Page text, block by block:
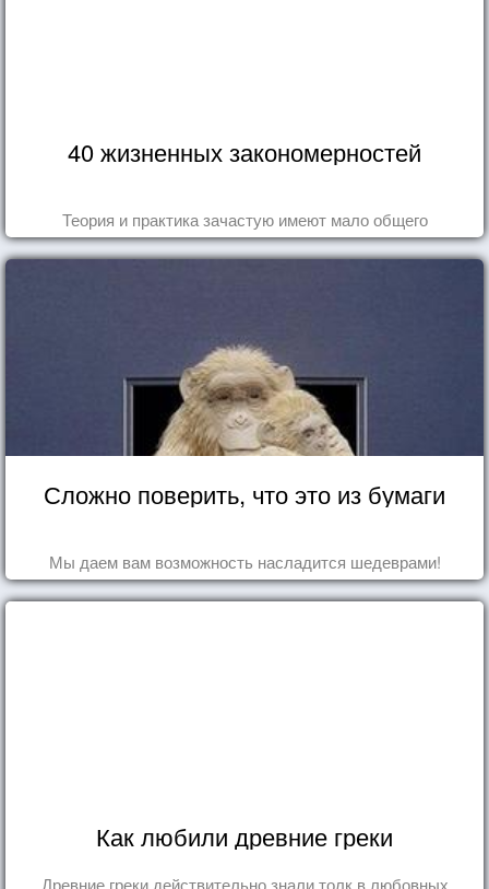
40 жизненных закономерностей
Теория и практика зачастую имеют мало общего
Сложно поверить, что это из бумаги
Мы даем вам возможность насладится шедеврами!
Как любили древние греки
Древние греки действительно знали толк в любовных